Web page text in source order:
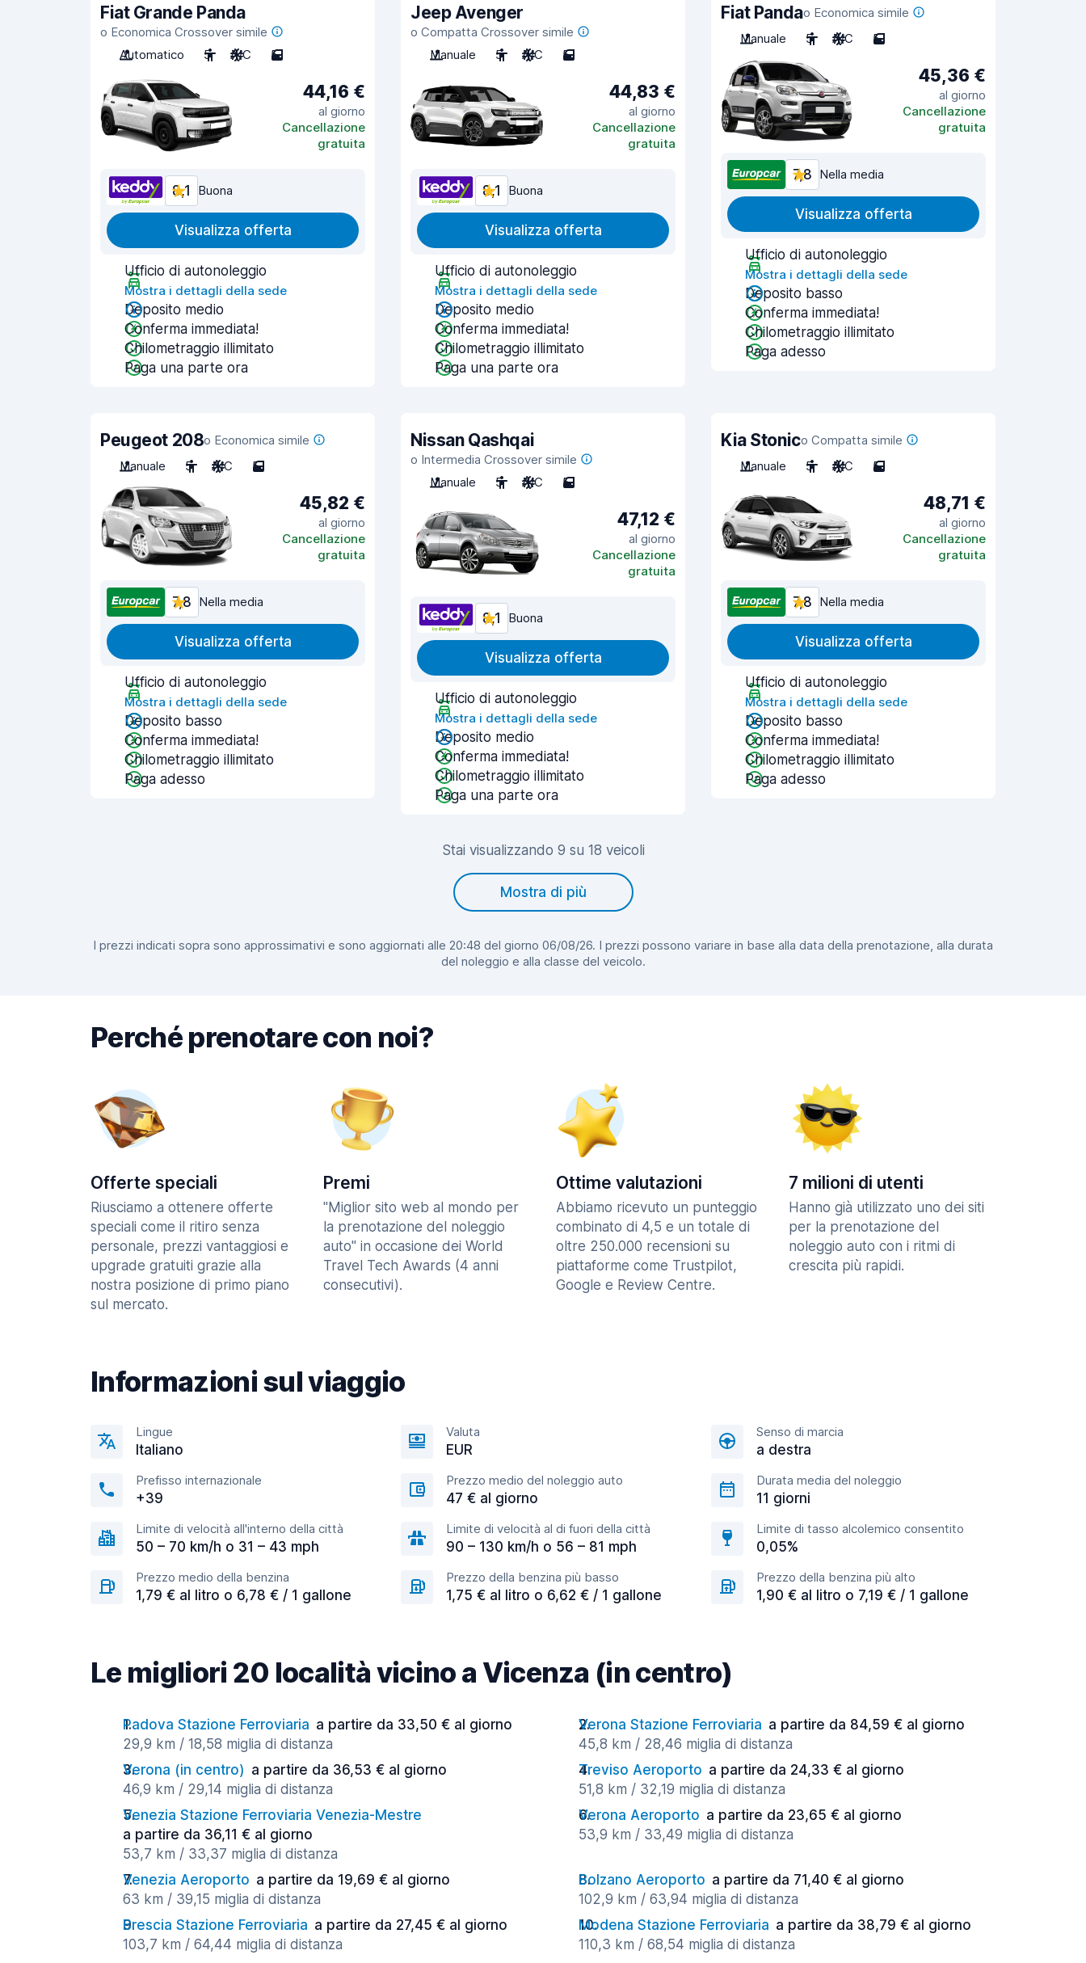
Fiat Grande Panda
o Economica Crossover simile
Automatico
5 A/C 5
44,16 €
al giorno
Cancellazione
gratuita
8,1 Buona
Visualizza offerta
Ufficio di autonoleggio
Mostra i dettagli della sede
Deposito medio
Conferma immediata!
Chilometraggio illimitato
Paga una parte ora
Jeep Avenger
o Compatta Crossover simile
Manuale
5 A/C 5
44,83 €
al giorno
Cancellazione
gratuita
8,1 Buona
Visualizza offerta
Ufficio di autonoleggio
Mostra i dettagli della sede
Deposito medio
Conferma immediata!
Chilometraggio illimitato
Paga una parte ora
Fiat Pandao Economica simile
Manuale
5 A/C 5
45,36 €
al giorno
Cancellazione
gratuita
7,8 Nella media
Visualizza offerta
Ufficio di autonoleggio
Mostra i dettagli della sede
Deposito basso
Conferma immediata!
Chilometraggio illimitato
Paga adesso
Peugeot 208o Economica simile
Manuale
5 A/C 5
45,82 €
al giorno
Cancellazione
gratuita
7,8 Nella media
Visualizza offerta
Ufficio di autonoleggio
Mostra i dettagli della sede
Deposito basso
Conferma immediata!
Chilometraggio illimitato
Paga adesso
Nissan Qashqai
o Intermedia Crossover simile
Manuale
5 A/C 5
47,12 €
al giorno
Cancellazione
gratuita
8,1 Buona
Visualizza offerta
Ufficio di autonoleggio
Mostra i dettagli della sede
Deposito medio
Conferma immediata!
Chilometraggio illimitato
Paga una parte ora
Kia Stonico Compatta simile
Manuale
5 A/C 5
48,71 €
al giorno
Cancellazione
gratuita
7,8 Nella media
Visualizza offerta
Ufficio di autonoleggio
Mostra i dettagli della sede
Deposito basso
Conferma immediata!
Chilometraggio illimitato
Paga adesso
Stai visualizzando 9 su 18 veicoli
Mostra di più
I prezzi indicati sopra sono approssimativi e sono aggiornati alle 20:48 del giorno 06/08/26. I prezzi possono variare in base alla data della prenotazione, alla durata
del noleggio e alla classe del veicolo.
Perché prenotare con noi?
Offerte speciali
Riusciamo a ottenere offerte
speciali come il ritiro senza
personale, prezzi vantaggiosi e
upgrade gratuiti grazie alla
nostra posizione di primo piano
sul mercato.
Premi
"Miglior sito web al mondo per
la prenotazione del noleggio
auto" in occasione dei World
Travel Tech Awards (4 anni
consecutivi).
Ottime valutazioni
Abbiamo ricevuto un punteggio
combinato di 4,5 e un totale di
oltre 250.000 recensioni su
piattaforme come Trustpilot,
Google e Review Centre.
7 milioni di utenti
Hanno già utilizzato uno dei siti
per la prenotazione del
noleggio auto con i ritmi di
crescita più rapidi.
Informazioni sul viaggio
Lingue
Italiano
Valuta
EUR
Senso di marcia
a destra
Prefisso internazionale
+39
Prezzo medio del noleggio auto
47 € al giorno
Durata media del noleggio
11 giorni
Limite di velocità all'interno della città
50 – 70 km/h o 31 – 43 mph
Limite di velocità al di fuori della città
90 – 130 km/h o 56 – 81 mph
Limite di tasso alcolemico consentito
0,05%
Prezzo medio della benzina
1,79 € al litro o 6,78 € / 1 gallone
Prezzo della benzina più basso
1,75 € al litro o 6,62 € / 1 gallone
Prezzo della benzina più alto
1,90 € al litro o 7,19 € / 1 gallone
Le migliori 20 località vicino a Vicenza (in centro)
Padova Stazione Ferroviaria a partire da 33,50 € al giorno
29,9 km / 18,58 miglia di distanza
Verona Stazione Ferroviaria a partire da 84,59 € al giorno
45,8 km / 28,46 miglia di distanza
Verona (in centro) a partire da 36,53 € al giorno
46,9 km / 29,14 miglia di distanza
Treviso Aeroporto a partire da 24,33 € al giorno
51,8 km / 32,19 miglia di distanza
Venezia Stazione Ferroviaria Venezia-Mestre
a partire da 36,11 € al giorno
53,7 km / 33,37 miglia di distanza
Verona Aeroporto a partire da 23,65 € al giorno
53,9 km / 33,49 miglia di distanza
Venezia Aeroporto a partire da 19,69 € al giorno
63 km / 39,15 miglia di distanza
Bolzano Aeroporto a partire da 71,40 € al giorno
102,9 km / 63,94 miglia di distanza
Brescia Stazione Ferroviaria a partire da 27,45 € al giorno
103,7 km / 64,44 miglia di distanza
Modena Stazione Ferroviaria a partire da 38,79 € al giorno
110,3 km / 68,54 miglia di distanza